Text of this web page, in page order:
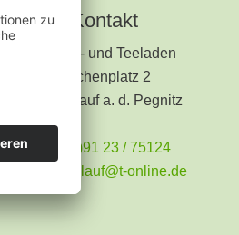
Kontakt
Kräuter- und Teeladen
Kirchenplatz 2
91207 Lauf a. d. Pegnitz
+49 (0)91 23 / 75124
teeladen.lauf@t-online.de